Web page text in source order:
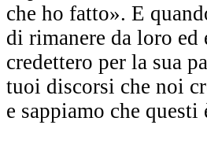
che ho fatto». E
di rimanere da loro
credettero per la sua
tuoi discorsi che noi
e sappiamo che